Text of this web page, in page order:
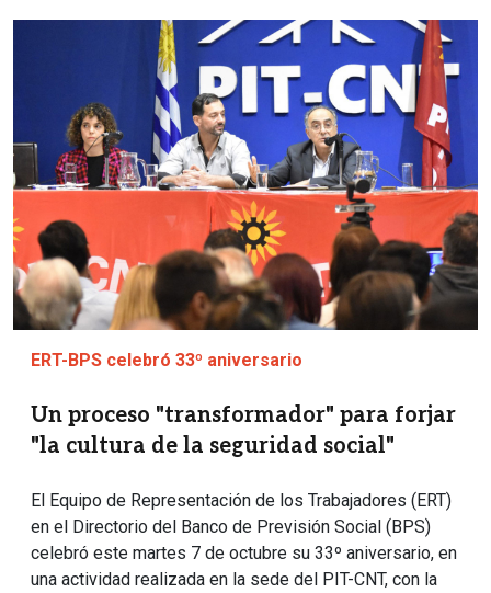
ERT-BPS celebró 33º aniversario
Un proceso "transformador" para forjar
"la cultura de la seguridad social"
El Equipo de Representación de los Trabajadores (ERT)
en el Directorio del Banco de Previsión Social (BPS)
celebró este martes 7 de octubre su 33º aniversario, en
una actividad realizada en la sede del PIT-CNT, con la